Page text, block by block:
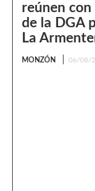
reúnen
de la DGA
La
MONZÓN 06/08/